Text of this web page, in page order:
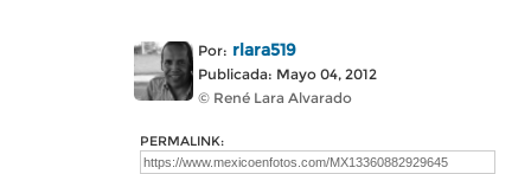
Por: rlara519
Publicada: Mayo 04, 2012
© René Lara Alvarado
PERMALINK: